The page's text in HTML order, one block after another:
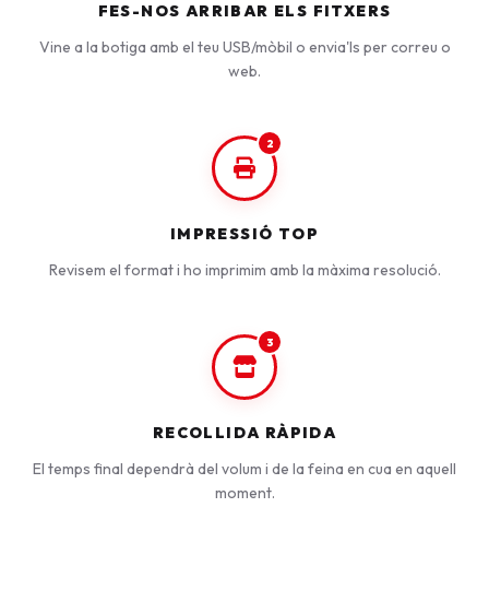
FES-NOS ARRIBAR ELS FITXERS
Vine a la botiga amb el teu USB/mòbil o envia'ls per correu o
web.
2
IMPRESSIÓ TOP
Revisem el format i ho imprimim amb la màxima resolució.
3
RECOLLIDA RÀPIDA
El temps final dependrà del volum i de la feina en cua en aquell
moment.